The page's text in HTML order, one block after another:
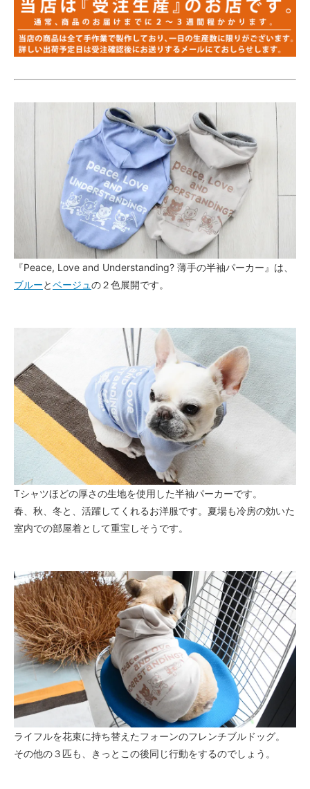
『Peace, Love and Understanding? 薄手の半袖パーカー』は、
ブルーとベージュの２色展開です。
Tシャツほどの厚さの生地を使用した半袖パーカーです。
春、秋、冬と、活躍してくれるお洋服です。夏場も冷房の効いた
室内での部屋着として重宝しそうです。
ライフルを花束に持ち替えたフォーンのフレンチブルドッグ。
その他の３匹も、きっとこの後同じ行動をするのでしょう。